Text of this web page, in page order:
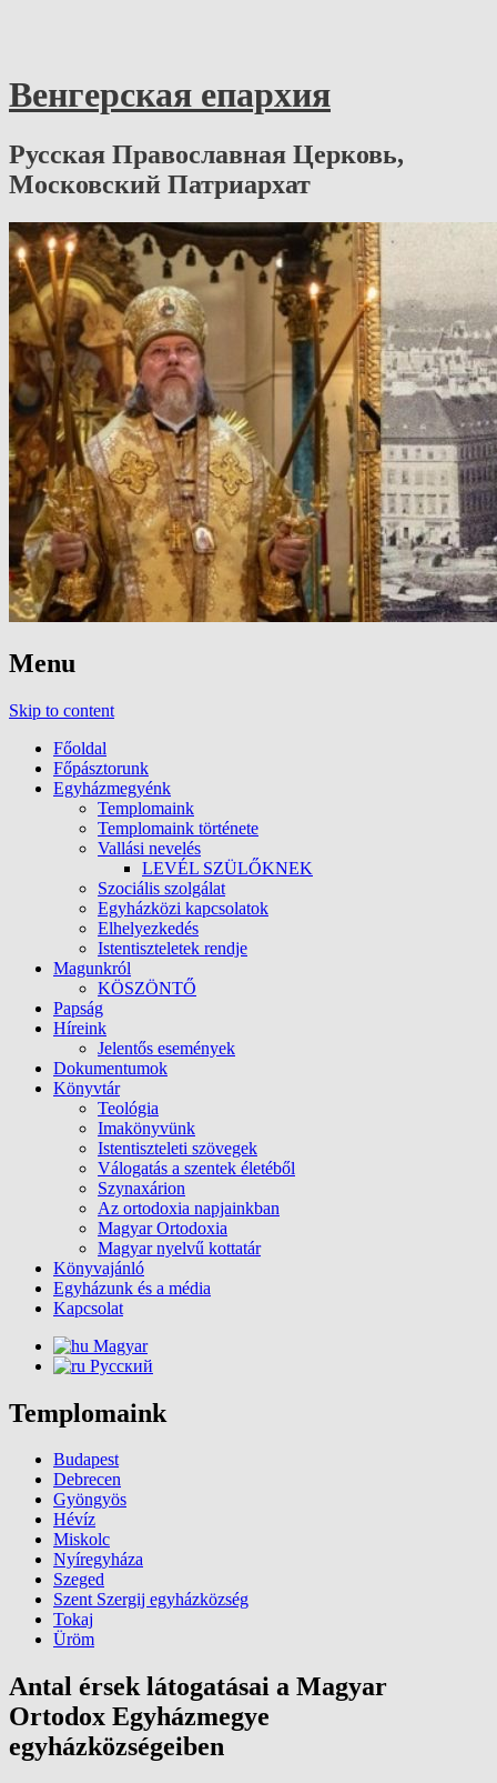
Венгерская епархия
Русская Православная Церковь,
Московский Патриархат
Menu
Skip to content
Főoldal
Főpásztorunk
Egyházmegyénk
Templomaink
Templomaink története
Vallási nevelés
LEVÉL SZÜLŐKNEK
Szociális szolgálat
Egyházközi kapcsolatok
Elhelyezkedés
Istentiszteletek rendje
Magunkról
KÖSZÖNTŐ
Papság
Híreink
Jelentős események
Dokumentumok
Könyvtár
Teológia
Imakönyvünk
Istentiszteleti szövegek
Válogatás a szentek életéből
Szynaxárion
Az ortodoxia napjainkban
Magyar Ortodoxia
Magyar nyelvű kottatár
Könyvajánló
Egyházunk és a média
Kapcsolat
Magyar
Русский
Templomaink
Budapest
Debrecen
Gyöngyös
Hévíz
Miskolc
Nyíregyháza
Szeged
Szent Szergij egyházközség
Tokaj
Üröm
Antal érsek látogatásai a Magyar
Ortodox Egyházmegye
egyházközségeiben